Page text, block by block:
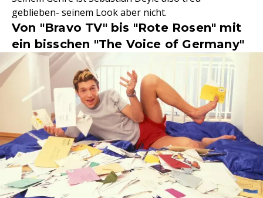
geblieben- seinem Look aber nicht.
Von "Bravo TV" bis "Rote Rosen" mit
ein bisschen "The Voice of Germany"